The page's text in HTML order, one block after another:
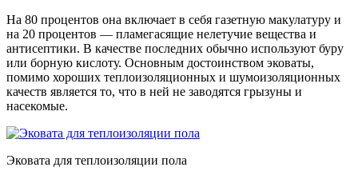
На 80 процентов она включает в себя газетную макулатуру и
на 20 процентов — пламегасящие нелетучие вещества и
антисептики. В качестве последних обычно используют буру
или борную кислоту. Основным достоинством эковаты,
помимо хороших теплоизоляционных и шумоизоляционных
качеств является то, что в ней не заводятся грызуны и
насекомые.
Эковата для теплоизоляции пола